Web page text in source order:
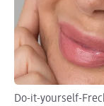
Do-it-yourself-